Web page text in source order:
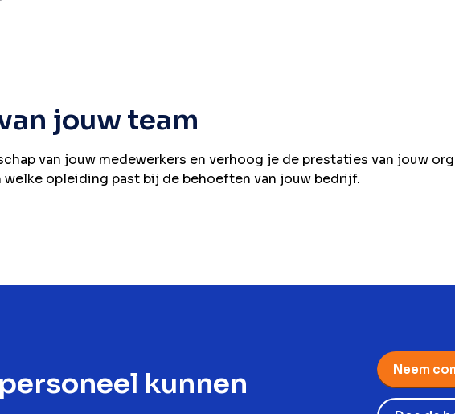
jouw team
van jouw medewerkers en verhoog je de prestaties van jouw
opleiding past bij de behoeften van jouw bedrijf.
kunnen
Neem